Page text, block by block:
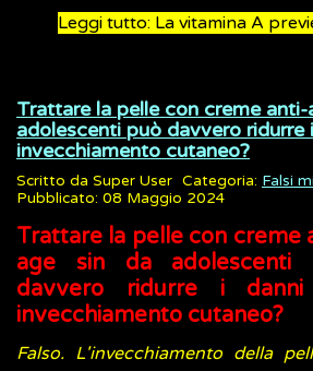
Leggi tutto: La vitamina A
Trattare la pelle con creme anti-
adolescenti può davvero ridurre
invecchiamento cutaneo?
Scritto da Super User Categoria: Falsi
Pubblicato: 08 Maggio 2024
Trattare la pelle con creme
age sin da adolescenti
davvero ridurre i
invecchiamento cutaneo?
Falso. L'invecchiamento della